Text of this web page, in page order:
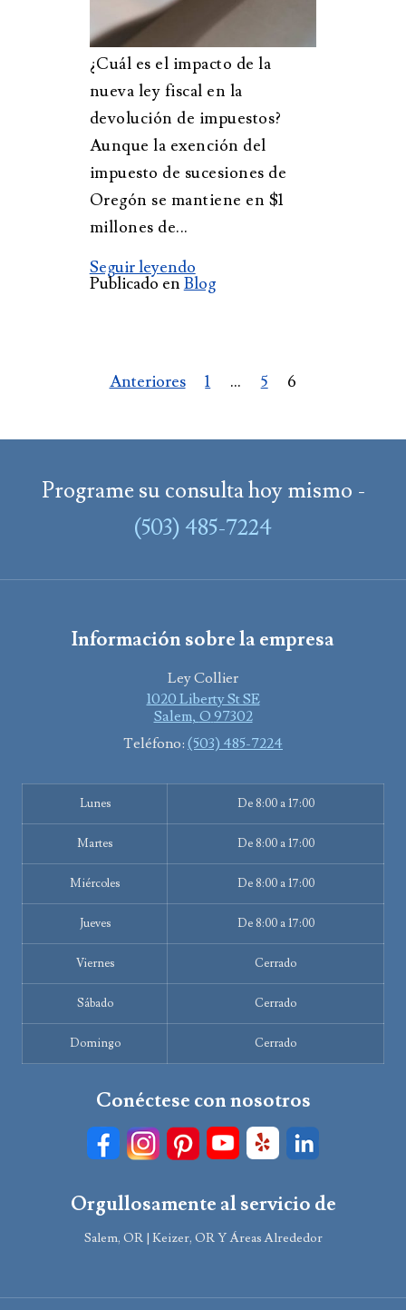
¿Cuál es el impacto de la
nueva ley fiscal en la
devolución de impuestos?
Aunque la exención del
impuesto de sucesiones de
Oregón se mantiene en $1
millones de...
Seguir leyendo
Publicado en Blog
entradas
Anteriores 1 ... 5 6
Programe su consulta hoy mismo -
(503) 485-7224
Información sobre la empresa
Ley Collier
1020 Liberty St SE
Salem, O 97302
Teléfono: (503) 485-7224
Lunes De 8:00 a 17:00
Martes De 8:00 a 17:00
Miércoles De 8:00 a 17:00
Jueves De 8:00 a 17:00
Viernes Cerrado
Sábado Cerrado
Domingo Cerrado
Conéctese con nosotros
Orgullosamente al servicio de
Salem, OR | Keizer, OR Y Áreas Alrededor